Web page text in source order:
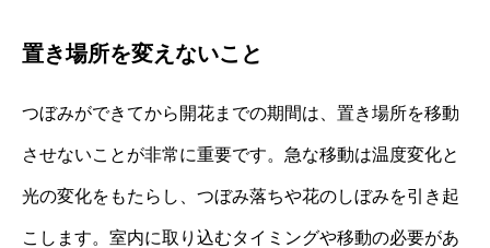
置き場所を変えないこと
つぼみができてから開花までの期間は、置き場所を移動
させないことが非常に重要です。急な移動は温度変化と
光の変化をもたらし、つぼみ落ちや花のしぼみを引き起
こします。室内に取り込むタイミングや移動の必要があ